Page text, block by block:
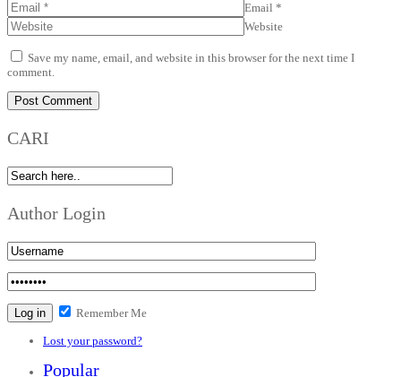
Email *
Website
Save my name, email, and website in this browser for the next time I
comment.
CARI
Author Login
Remember Me
Lost your password?
Popular